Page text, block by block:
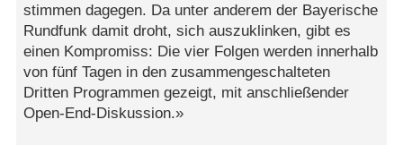
stimmen dagegen. Da unter anderem der Bayerische
Rundfunk damit droht, sich auszuklinken, gibt es
einen Kompromiss: Die vier Folgen werden innerhalb
von fünf Tagen in den zusammengeschalteten
Dritten Programmen gezeigt, mit anschließender
Open-End-Diskussion.»